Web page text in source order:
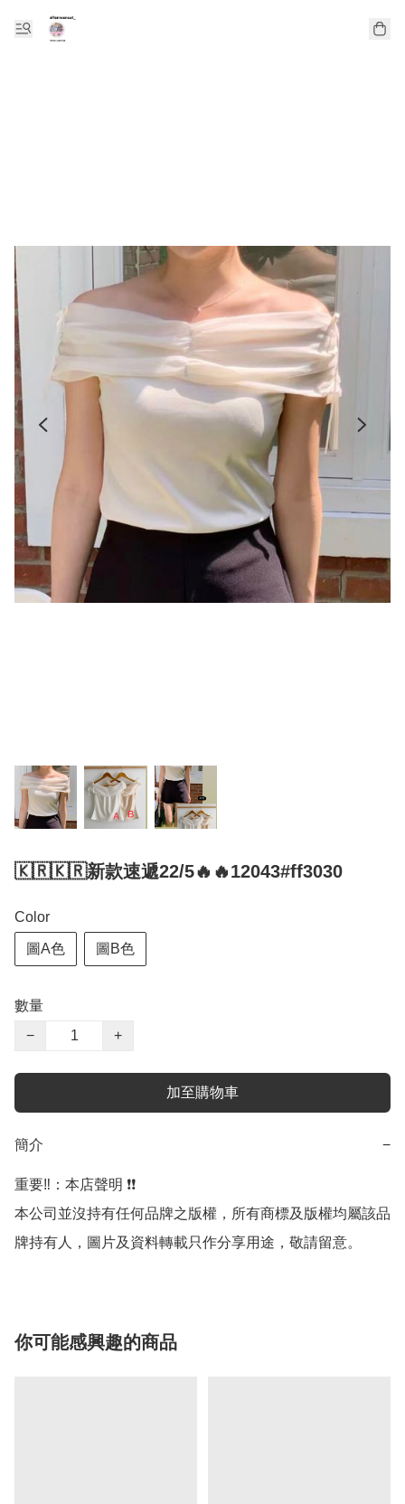
🇰🇷🇰🇷新款速遞22/5🔥🔥12043#ff3030
Color
圖A色 圖B色
數量
−
+
加至購物車
簡介 −
重要‼️：本店聲明 ❗️❗️
本公司並沒持有任何品牌之版權，所有商標及版權均屬該品
牌持有人，圖片及資料轉載只作分享用途，敬請留意。
你可能感興趣的商品